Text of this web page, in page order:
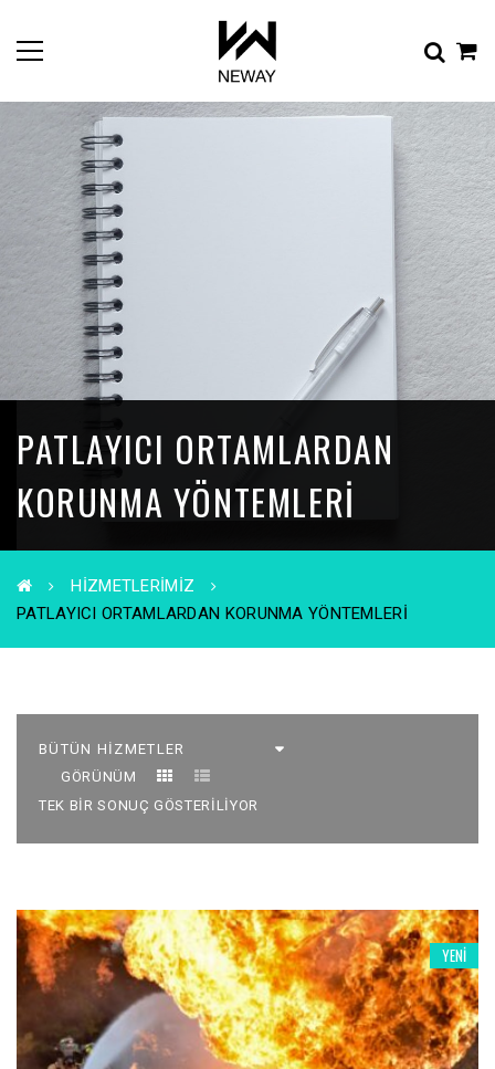
PATLAYICI ORTAMLARDAN
KORUNMA YÖNTEMLERI
HIZMETLERIMIZ
PATLAYICI ORTAMLARDAN KORUNMA YÖNTEMLERI
GÖRÜNÜM
TEK BIR SONUÇ GÖSTERILIYOR
YENI